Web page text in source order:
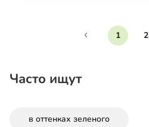
1 2
Часто ищут
в оттенках зеленого